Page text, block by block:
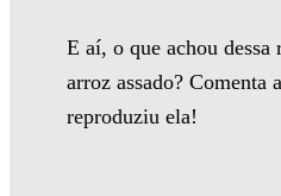
E aí, o que achou
arroz assado? Comenta
reproduziu ela!